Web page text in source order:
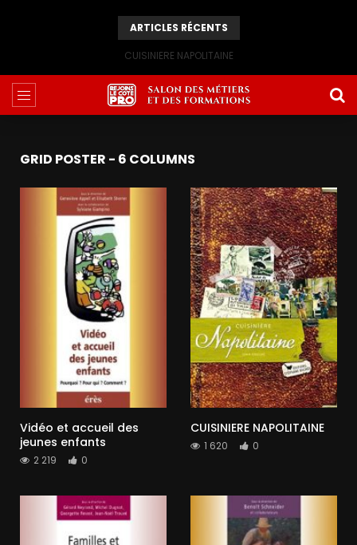
ARTICLES RÉCENTS
CUISINIERE NAPOLITAINE
GRID POSTER - 6 COLUMNS
Vidéo et accueil des
jeunes enfants
2 219 0
CUISINIERE NAPOLITAINE
1 620 0